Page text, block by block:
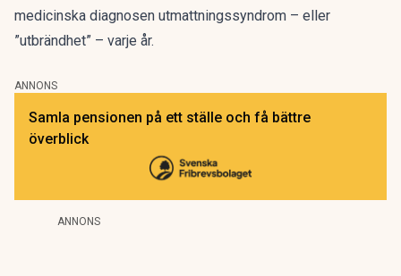
medicinska diagnosen utmattningssyndrom – eller
”utbrändhet” – varje år.
ANNONS
Samla pensionen på ett ställe och få bättre
överblick
ANNONS